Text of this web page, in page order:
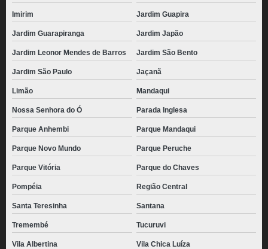
Imirim Jardim Guapira
Jardim Guarapiranga Jardim Japão
Jardim Leonor Mendes de Barros Jardim São Bento
Jardim São Paulo Jaçanã
Limão Mandaqui
Nossa Senhora do Ó Parada Inglesa
Parque Anhembi Parque Mandaqui
Parque Novo Mundo Parque Peruche
Parque Vitória Parque do Chaves
Pompéia Região Central
Santa Teresinha Santana
Tremembé Tucuruvi
Vila Albertina Vila Chica Luíza